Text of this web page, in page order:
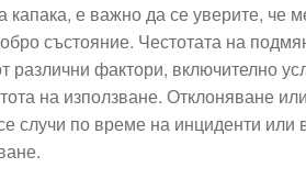
капака, е важно да се уверите, че
състояние. Честотата на
различни фактори, включително
на използване. Отклоняване
случи по време на инциденти или